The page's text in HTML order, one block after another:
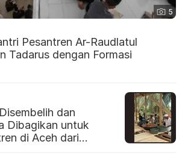
5
Pesantren Ar-Raudlatul
Tadarus dengan Formasi
dan
Dibagikan untuk
di Aceh dari